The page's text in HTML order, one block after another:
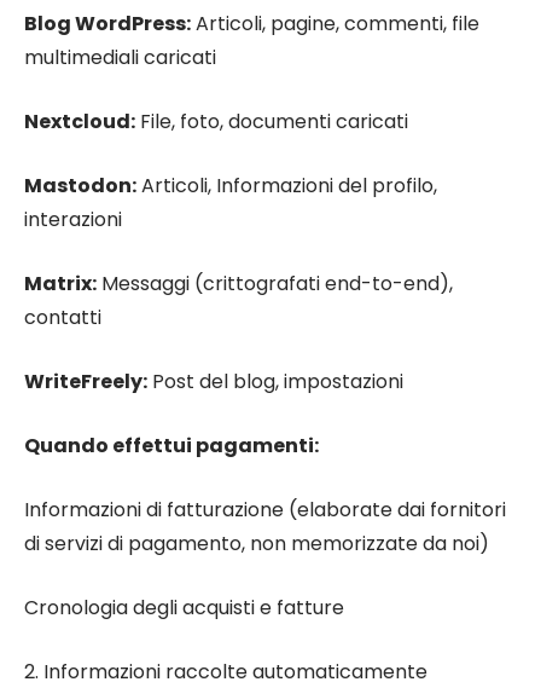
Blog WordPress:Articoli, pagine, commenti, file
multimediali caricati
Nextcloud: File, foto, documenti caricati
Mastodon:Articoli, Informazioni del profilo,
interazioni
Matrix: Messaggi (crittografati end-to-end),
contatti
WriteFreely: Post del blog, impostazioni
Quando effettui pagamenti:
Informazioni di fatturazione (elaborate dai fornitori
di servizi di pagamento, non memorizzate da noi)
Cronologia degli acquisti e fatture
2. Informazioni raccolte automaticamente